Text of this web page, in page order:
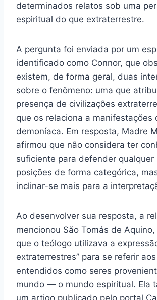
determinados relatos sob uma
espiritual do que extraterrestre.
A pergunta foi enviada por um
identificado como Connor, que
existem, de forma geral, duas
sobre o fenômeno: uma que
presença de civilizações
que os relaciona a manifestações
demoníaca. Em resposta, Madre
afirmou que não considera ter
suficiente para defender qualquer
posições de forma categórica,
inclinar-se mais para a
Ao desenvolver sua resposta, a
mencionou São Tomás de
que o teólogo utilizava a
extraterrestres” para se referir
entendidos como seres
mundo — o mundo espiritual. Ela